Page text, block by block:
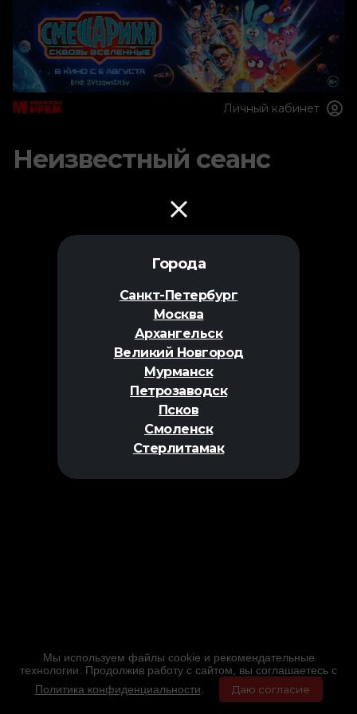
Города
Санкт-Петербург
Москва
Архангельск
Великий Новгород
Мурманск
Петрозаводск
Псков
Смоленск
Стерлитамак
Личный кабинет
Неизвестный сеанс
Мы используем файлы cookie и рекомендательные
технологии. Продолжив работу с сайтом, вы соглашаетесь с
Политика конфиденциальности
Даю согласие